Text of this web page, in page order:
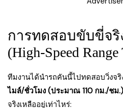
การทดสอบขับขี่จริ
(High-Speed Range
ทีมงานได้นำรถคันนี้ไปทดสอบวิ่งจ
ไมล์/ชั่วโมง (ประมาณ 110 กม./ชม.)
จริงเหลืออยู่เท่าไหร่: